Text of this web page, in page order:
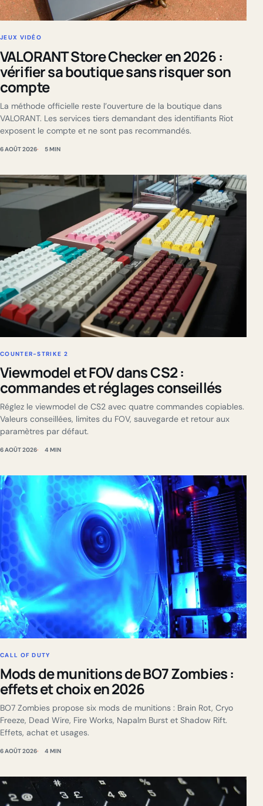
JEUX VIDÉO
VALORANT Store Checker en 2026 :
vérifier sa boutique sans risquer son
compte
La méthode officielle reste l’ouverture de la boutique dans
VALORANT. Les services tiers demandant des identifiants Riot
exposent le compte et ne sont pas recommandés.
6 AOÛT 2026 5 MIN
COUNTER-STRIKE 2
Viewmodel et FOV dans CS2 :
commandes et réglages conseillés
Réglez le viewmodel de CS2 avec quatre commandes copiables.
Valeurs conseillées, limites du FOV, sauvegarde et retour aux
paramètres par défaut.
6 AOÛT 2026 4 MIN
CALL OF DUTY
Mods de munitions de BO7 Zombies :
effets et choix en 2026
BO7 Zombies propose six mods de munitions : Brain Rot, Cryo
Freeze, Dead Wire, Fire Works, Napalm Burst et Shadow Rift.
Effets, achat et usages.
6 AOÛT 2026 4 MIN